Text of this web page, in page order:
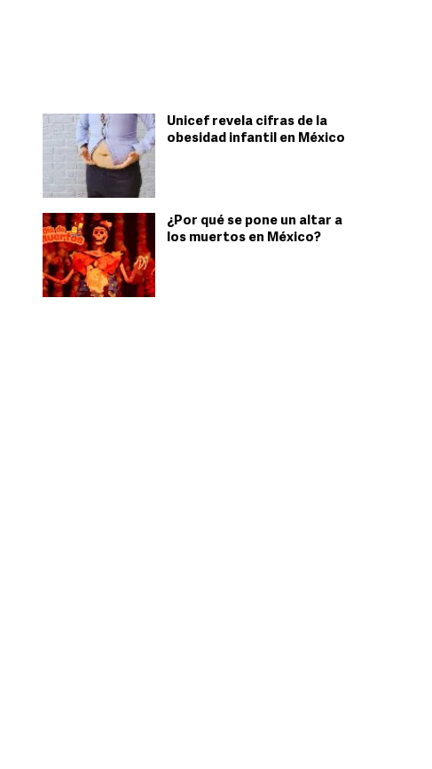
Unicef revela cifras de la
obesidad infantil en México
¿Por qué se pone un altar a
los muertos en México?